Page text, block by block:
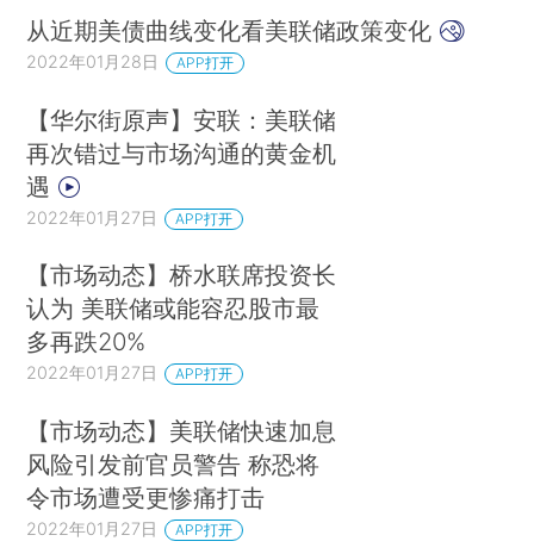
从近期美债曲线变化看美联储政策变化
2022年01月28日 APP打开
【华尔街原声】安联：美联储
再次错过与市场沟通的黄金机
遇
2022年01月27日 APP打开
【市场动态】桥水联席投资长
认为 美联储或能容忍股市最
多再跌20%
2022年01月27日 APP打开
【市场动态】美联储快速加息
风险引发前官员警告 称恐将
令市场遭受更惨痛打击
2022年01月27日 APP打开